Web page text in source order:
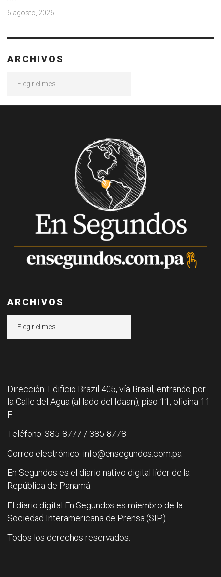
6 agosto, 2026
ARCHIVOS
ARCHIVOS
Dirección: Edificio Brazil 405, vía Brasil, entrando por
la Calle del Agua (al lado del Idaan), piso 11, oficina 11
F.
Teléfono: 385-8777 / 385-8778
Correo electrónico: info@ensegundos.com.pa
En Segundos es el diario nativo digital líder de la
República de Panamá.
El diario digital En Segundos es miembro de la
Sociedad Interamericana de Prensa (SIP).
Todos los derechos reservados.